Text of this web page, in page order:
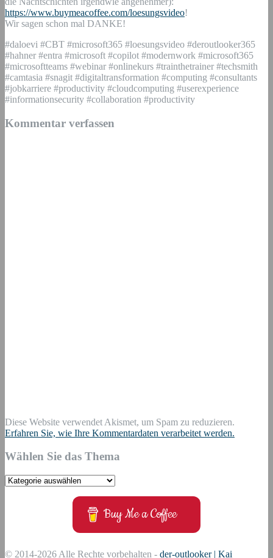
https://www.buymeacoffee.com/loesungsvideo!
Wir sagen schon mal DANKE!
#daloevi #CBT #microsoft365 #loesungsvideo #deroutlooker365
#hahner #entra #microsoft #copilot #modernwork #microsoft365
#microsoftteams #webinar #onlinekurs #trainthetrainer #techsmith
#camtasia #snagit #digitaltransformation #computing #consultants
#jobkarriere #productivity #cloudcomputing #userexperience
#informationsecurity #collaboration #productivity
Kommentar verfassen
Diese Website verwendet Akismet, um Spam zu reduzieren.
Erfahren Sie, wie Ihre Kommentardaten verarbeitet werden.
Wählen Sie das Thema
Wählen
Buy Me a Coffee
© 2014-2026 Alle Rechte vorbehalten - der-outlooker | Kai